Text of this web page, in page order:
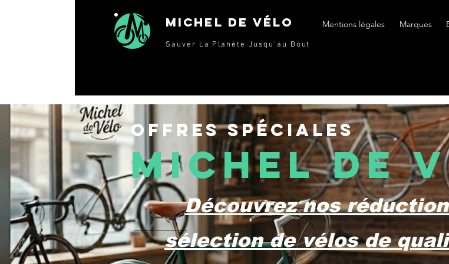
Mentions légales Marques
Michel de vÉlo
Sauver La Planète Jusqu'au Bout
Offres spéciales
Michel de
Découvrez nos
sélection de vélos de